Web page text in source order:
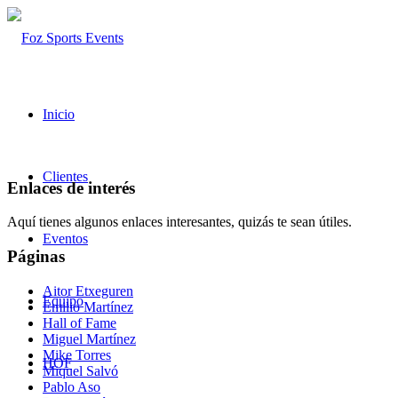
Inicio
Clientes
Eventos
Equipo
HOF
Enlaces de interés
Aquí tienes algunos enlaces interesantes, quizás te sean útiles.
Páginas
Aitor Etxeguren
Emilio Martínez
Hall of Fame
Miguel Martínez
Mike Torres
Miquel Salvó
Pablo Aso